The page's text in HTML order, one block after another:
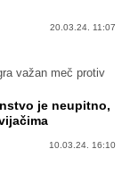
20.03.24. 11:07
važan meč protiv
je neupitno,
10.03.24. 16:10